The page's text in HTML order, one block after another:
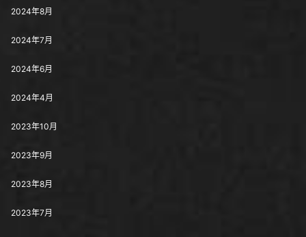
2024年8月
2024年7月
2024年6月
2024年4月
2023年10月
2023年9月
2023年8月
2023年7月